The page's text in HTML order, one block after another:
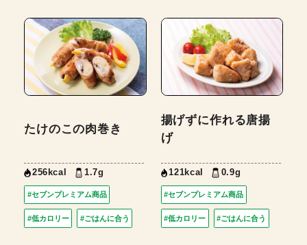
たけのこの肉巻き
256kcal 1.7g
#セブンプレミアム商品
#低カロリー #ごはんに合う
揚げずに作れる唐揚
げ
121kcal 0.9g
#セブンプレミアム商品
#低カロリー #ごはんに合う